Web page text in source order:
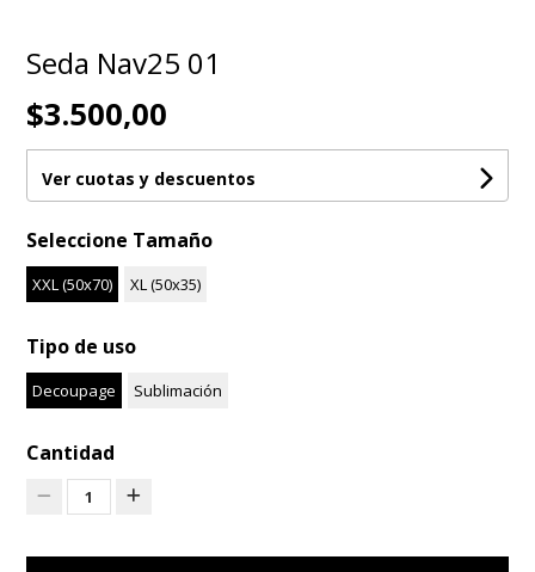
Seda Nav25 01
$3.500,00
Ver cuotas y descuentos
Seleccione Tamaño
XXL (50x70) XL (50x35)
Tipo de uso
Decoupage Sublimación
Cantidad
1